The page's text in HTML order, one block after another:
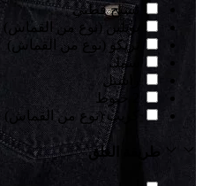
نسيج قطني
بوبلين (نوع من القماش)
تريكو (نوع من القماش)
سمك
راشيل
كريب (نوع من القماش)
طريقة الغلق